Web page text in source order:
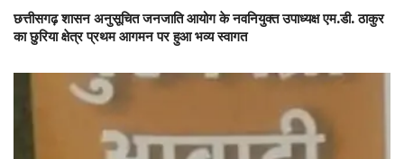
छत्तीसगढ़ शासन अनुसूचित जनजाति आयोग के नवनियुक्त उपाध्यक्ष एम.डी. ठाकुर
का छुरिया क्षेत्र प्रथम आगमन पर हुआ भव्य स्वागत